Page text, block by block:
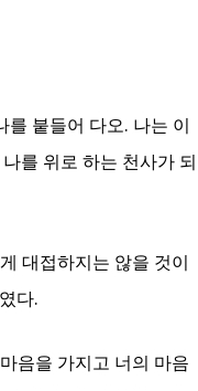
를 붙들어 다오. 나는 이
를 위로 하는 천사가 되
대접하지는 않을 것이
다.
음을 가지고 너의 마음